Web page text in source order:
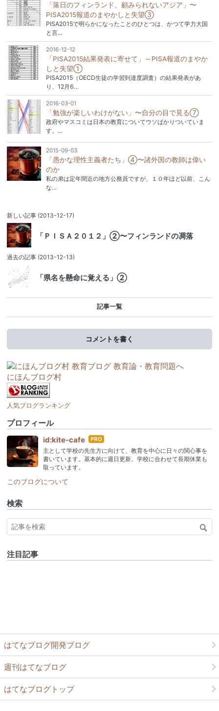
「落日のフィンランド、顧みられないアジア」〜
PISA2015報道のまやかしと失望③
PISA2015で明らかになったことのひとつは、かつて学力大国
と言…
2016-12-12
「PISA2015結果発表に寄せて」～PISA報道のまやか
しと失望①
PISA2015（OECD生徒の学習到達度調査）の結果発表があ
り、12月6…
2016-03-01
「勉強が楽しいわけがない」〜自分の目で見る⑦
政府やマスコミは日本の教育についてウソばかりついていま
す。…
2015-09-03
「愚かな理性主義者たち」④〜諸外国の教師は偉い
のか
私の弟は定年間近の地方公務員ですが、１０年ほど以前、こん
な…
新しい記事 (2013-12-17)
「ＰＩＳＡ２０１２」②〜フィンランドの凋落
過去の記事 (2013-12-13)
「県名を懸命に覚える」②
記事一覧
コメントを書く
にほんブログ村
人気ブログランキング
プロフィール
id:kite-cafe はて
なブ
ログ
主として学校の先生方に向けて、教育を中心に日々の関心事を
書いています。基本的に週日更新。学校に合わせて長期休業も
取っています。
このブログについて
検索
注目記事
はてなブログ開発ブログ
週刊はてなブログ
はてなブログトップ